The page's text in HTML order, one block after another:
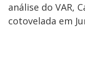
análise do VAR,
cotovelada em